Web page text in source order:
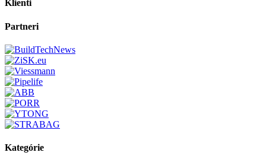
Klienti
Partneri
Kategórie